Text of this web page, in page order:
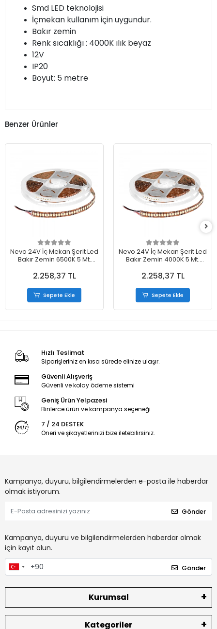
Smd LED teknolojisi
İçmekan kullanım için uygundur.
Bakır zemin
Renk sıcaklığı : 4000K ılık beyaz
12V
IP20
Boyut: 5 metre
Benzer Ürünler
Nevo 24V İç Mekan Şerit Led
Bakır Zemin 6500K 5 Mt.
2.258,37 TL
Sepete Ekle
Nevo 24V İç Mekan Şerit Led
Bakır Zemin 4000K 5 Mt.
2.258,37 TL
Sepete Ekle
Hızlı Teslimat
Siparişleriniz en kısa sürede elinize ulaşır.
Güvenli Alışveriş
Güvenli ve kolay ödeme sistemi
Geniş Ürün Yelpazesi
Binlerce ürün ve kampanya seçeneği
7 / 24 DESTEK
Öneri ve şikayetlerinizi bize iletebilirsiniz.
Kampanya, duyuru, bilgilendirmelerden e-posta ile haberdar
olmak istiyorum.
Gönder
Kampanya, duyuru ve bilgilendirmelerden haberdar olmak
için kayıt olun.
Gönder
Kurumsal
Kategoriler